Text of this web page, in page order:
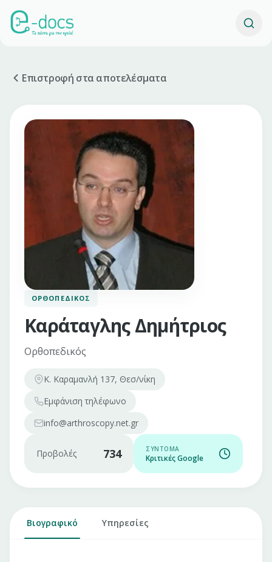
Επιστροφή στα αποτελέσματα
ΟΡΘΟΠΕΔΙΚΌΣ
Καράταγλης Δημήτριος
Ορθοπεδικός
Κ. Καραμανλή 137, Θεσ/νίκη
Εμφάνιση τηλέφωνο
info@arthroscopy.net.gr
Προβολές 734 ΣΎΝΤΟΜΑ
Κριτικές Google
Βιογραφικό Υπηρεσίες